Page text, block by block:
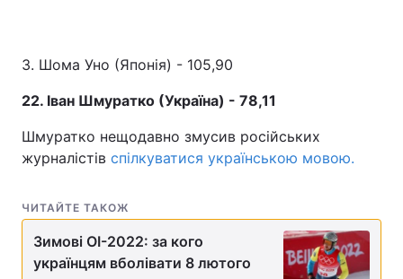
3. Шома Уно (Японія) - 105,90
22. Іван Шмуратко (Україна) - 78,11
Шмуратко нещодавно змусив російських
журналістів спілкуватися українською мовою.
ЧИТАЙТЕ ТАКОЖ
Зимові ОІ-2022: за кого
українцям вболівати 8 лютого